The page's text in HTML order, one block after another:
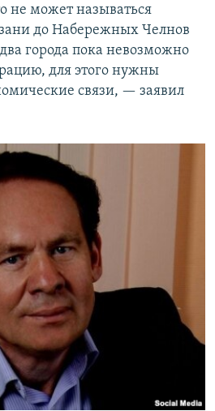
не может называться
до Набережных Челнов
города пока невозможно
для этого нужны
связи, — заявил